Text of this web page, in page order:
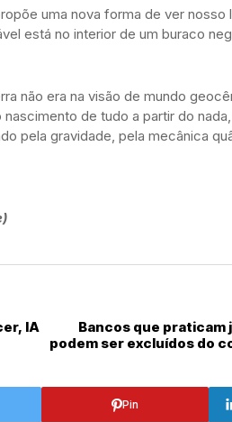
uma nova forma de ver nosso
está no interior de um buraco
não era na visão de mundo
de tudo a partir do
pela gravidade, pela mecânica
IA
Bancos que praticam
podem ser excluídos do
Pin